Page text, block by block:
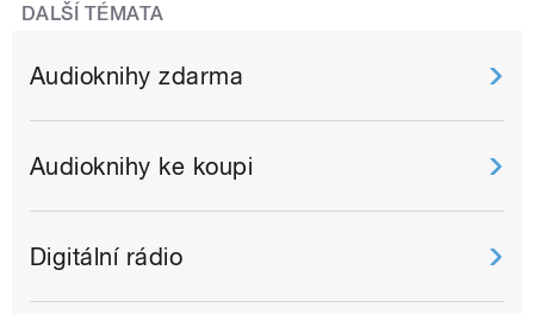
DALŠÍ TÉMATA
Audioknihy zdarma
Audioknihy ke koupi
Digitální rádio